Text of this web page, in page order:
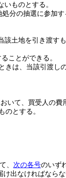
ものとする。
分の抽選に参加す
該土地を引き渡すも
ことができる。
きは、当該引渡し
いて、買受人の費
とする。
、 次の各号のいず
出なければならな